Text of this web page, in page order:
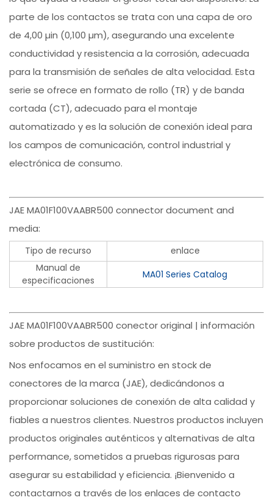
parte de los contactos se trata con una capa de oro
de 4,00 µin (0,100 µm), asegurando una excelente
conductividad y resistencia a la corrosión, adecuada
para la transmisión de señales de alta velocidad. Esta
serie se ofrece en formato de rollo (TR) y de banda
cortada (CT), adecuado para el montaje
automatizado y es la solución de conexión ideal para
los campos de comunicación, control industrial y
electrónica de consumo.
JAE MA01F100VAABR500 connector document and
media:
Tipo de recurso
enlace
Manual de
especificaciones
MA01 Series Catalog
JAE MA01F100VAABR500 conector original | información
sobre productos de sustitución:
Nos enfocamos en el suministro en stock de
conectores de la marca (JAE), dedicándonos a
proporcionar soluciones de conexión de alta calidad y
fiables a nuestros clientes. Nuestros productos incluyen
productos originales auténticos y alternativas de alta
performance, sometidos a pruebas rigurosas para
asegurar su estabilidad y eficiencia. ¡Bienvenido a
contactarnos a través de los enlaces de contacto